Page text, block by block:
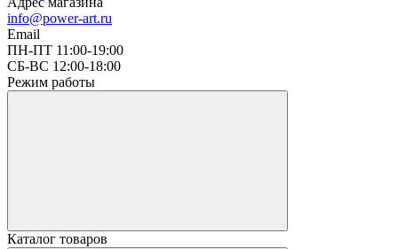
info@power-art.ru
Email
ПН-ПТ 11:00-19:00
СБ-ВС 12:00-18:00
Режим работы
Каталог товаров